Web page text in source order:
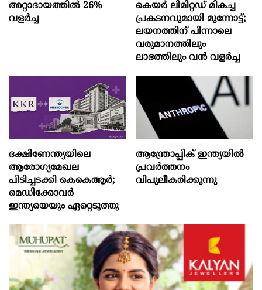
അറ്റാദായത്തിൽ 26%
വളര്‍ച്ച
കെയർ ലിമിറ്റഡ് മികച്ച
പ്രകടനവുമായി മുന്നോട്ട്;
ലയനത്തിന് പിന്നാലെ
വരുമാനത്തിലും
ലാഭത്തിലും വൻ വളർച്ച
ദക്ഷിണേന്ത്യയിലെ
ആരോഗ്യമേഖല
പിടിച്ചടക്കി കെകെആർ;
മെഡിക്കോവർ
ഇന്ത്യയെയും ഏറ്റെടുത്തു
ആന്ത്രോപ്പിക് ഇന്ത്യയില്‍
പ്രവര്‍ത്തനം
വിപുലീകരിക്കുന്നു